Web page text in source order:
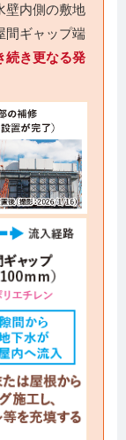
壁内側の敷地
間ギャップ端
続き更なる発